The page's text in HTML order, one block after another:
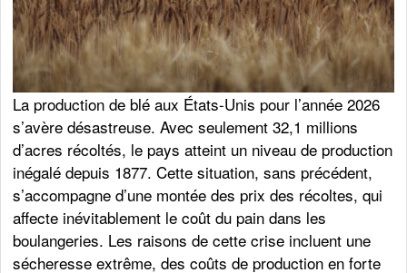
La production de blé aux États-Unis pour l’année 2026
s’avère désastreuse. Avec seulement 32,1 millions
d’acres récoltés, le pays atteint un niveau de production
inégalé depuis 1877. Cette situation, sans précédent,
s’accompagne d’une montée des prix des récoltes, qui
affecte inévitablement le coût du pain dans les
boulangeries. Les raisons de cette crise incluent une
sécheresse extrême, des coûts de production en forte